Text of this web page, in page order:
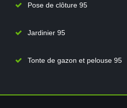
Pose de clôture 95
Jardinier 95
Tonte de gazon et pelouse 95